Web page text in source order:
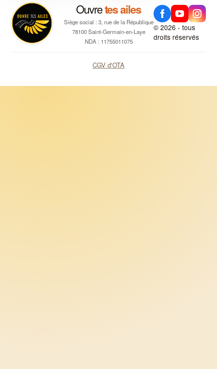
Ouvretes ailes
Siège social : 3, rue de la République
78100 Saint-Germain-en-Laye
NDA : 11755011075
© 2026 - tous
droits réservés
CGV d'OTA